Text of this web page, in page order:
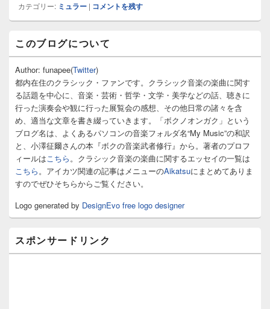
カテゴリー: ミュラー | コメントを残す
ン
サ
イ
バ
ー
ウ
ィ
ト
ア
このブログについて
Author: funapee(Twitter)
都内在住のクラシック・ファンです。クラシック音楽の楽曲に関す
る話題を中心に、音楽・芸術・哲学・文学・美学などの話、聴きに
行った演奏会や観に行った展覧会の感想、その他日常の諸々を含
め、適当な文章を書き綴っていきます。「ボクノオンガク」という
ブログ名は、よくあるパソコンの音楽フォルダ名“My Music”の和訳
と、小澤征爾さんの本『ボクの音楽武者修行』から。著者のプロフ
ィールはこちら。クラシック音楽の楽曲に関するエッセイの一覧は
こちら。アイカツ関連の記事はメニューのAikatsuにまとめてありま
すのでぜひそちらからご覧ください。
Logo generated by DesignEvo free logo designer
スポンサードリンク